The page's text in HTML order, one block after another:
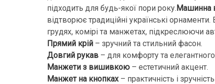
підходить для будь-якої пори року. Машинна
відтворює традиційні українські
грудях, комірі та манжетах, підкреслюючи
Прямий крій – зручний та стильний фасон.
Довгий рукав – для комфорту та
Манжети з вишивкою – естетичний акцент.
Манжет на кнопках– практичність і